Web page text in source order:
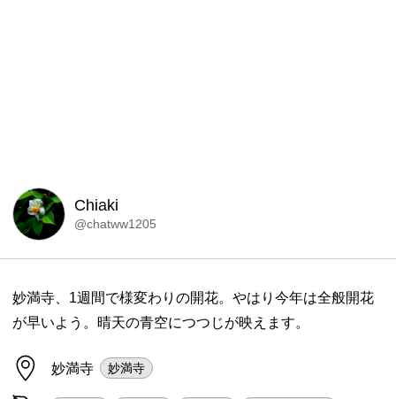
Chiaki
@chatww1205
妙満寺、1週間で様変わりの開花。やはり今年は全般開花
が早いよう。晴天の青空につつじが映えます。
妙満寺 妙満寺